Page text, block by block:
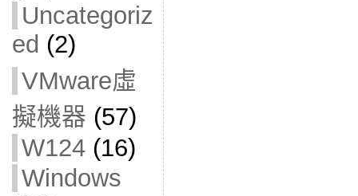
Uncategoriz
ed (2)
VMware虛
擬機器 (57)
W124(16)
Windows